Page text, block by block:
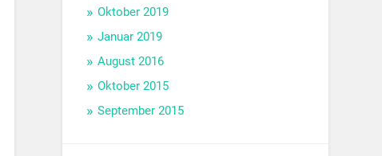
Oktober 2019
Januar 2019
August 2016
Oktober 2015
September 2015